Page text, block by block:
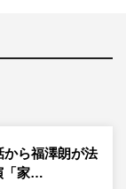
記憶を失ったり
を続けていた。
く、眼前の光
から福澤朗が法
「家…